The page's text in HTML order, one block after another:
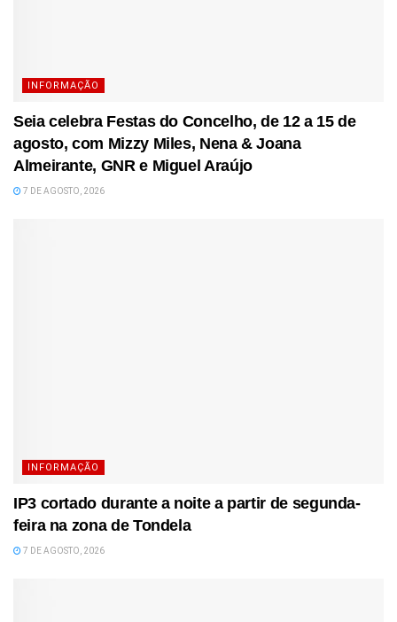
INFORMAÇÃO
Seia celebra Festas do Concelho, de 12 a 15 de
agosto, com Mizzy Miles, Nena & Joana
Almeirante, GNR e Miguel Araújo
7 DE AGOSTO, 2026
INFORMAÇÃO
IP3 cortado durante a noite a partir de segunda-
feira na zona de Tondela
7 DE AGOSTO, 2026